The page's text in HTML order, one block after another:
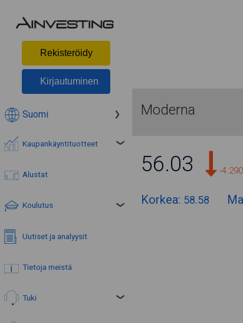
Rekisteröidy
Kirjautuminen
Suomi
Kaupankäyntituotteet
Alustat
Koulutus
Uutiset ja analyysit
Tietoja meistä
Tuki
Moderna
56.03 -
Korkea: 58.58